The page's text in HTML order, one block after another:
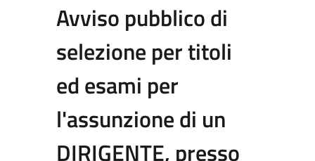
Avviso pubblico di
selezione per titoli
ed esami per
l'assunzione di un
DIRIGENTE, presso